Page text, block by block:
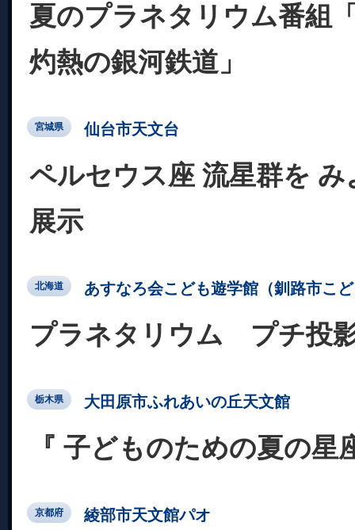
夏のプラネタリウム番
灼熱の銀河鉄道」
宮城県 仙台市天文台
ペルセウス座 流星群を
展示
北海道 あすなろ会こども遊学館（釧路市こ
プラネタリウム プチ投
栃木県 大田原市ふれあいの丘天文館
『 子どものための夏の星
京都府 綾部市天文館パオ